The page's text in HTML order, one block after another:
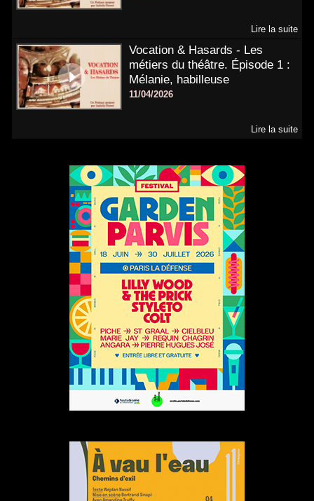
Lire la suite
Vocation & Hasards - Les
métiers du théâtre. Épisode 1 :
Mélanie, habilleuse
11/04/2026
Lire la suite